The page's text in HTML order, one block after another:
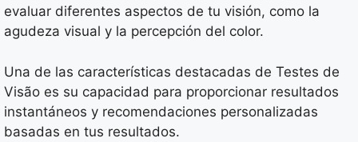
evaluar diferentes aspectos de tu visión, como la
agudeza visual y la percepción del color.
Una de las características destacadas de Testes de
Visão es su capacidad para proporcionar resultados
instantáneos y recomendaciones personalizadas
basadas en tus resultados.